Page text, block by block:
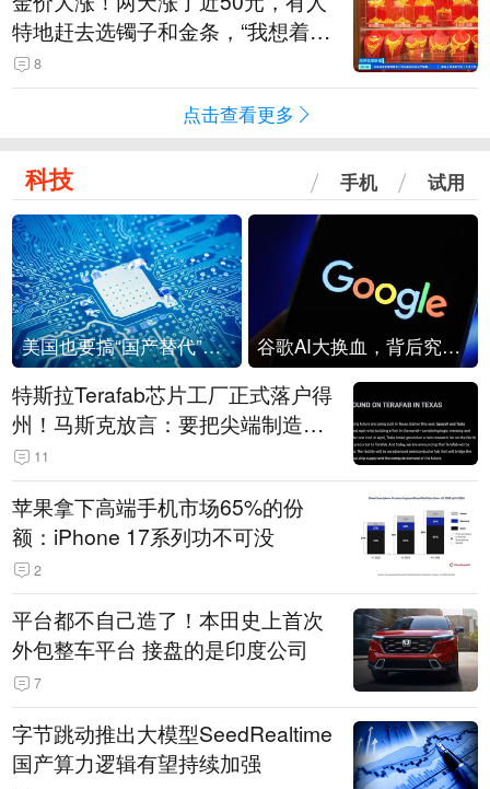
特地赶去选镯子和金条，“我想着买
起来可以保值，小批量进一些货”
8
点击查看更多
科技 手机 试用
美国也要搞“国产替代”？先算清三笔账 谷歌AI大换血，背后究竟发生了什么？
特斯拉Terafab芯片工厂正式落户得
州！马斯克放言：要把尖端制造带
回美国
11
苹果拿下高端手机市场65%的份
额：iPhone 17系列功不可没
2
平台都不自己造了！本田史上首次
外包整车平台 接盘的是印度公司
7
字节跳动推出大模型SeedRealtime
国产算力逻辑有望持续加强